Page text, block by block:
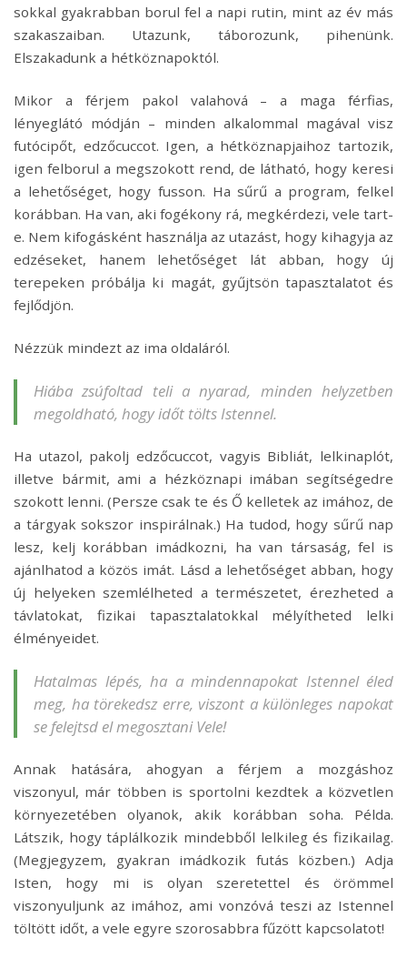
sokkal gyakrabban borul fel a napi rutin, mint az év más
szakaszaiban. Utazunk, táborozunk, pihenünk.
Elszakadunk a hétköznapoktól.
Mikor a férjem pakol valahová – a maga férfias,
lényeglátó módján – minden alkalommal magával visz
futócipőt, edzőcuccot. Igen, a hétköznapjaihoz tartozik,
igen felborul a megszokott rend, de látható, hogy keresi
a lehetőséget, hogy fusson. Ha sűrű a program, felkel
korábban. Ha van, aki fogékony rá, megkérdezi, vele tart-
e. Nem kifogásként használja az utazást, hogy kihagyja az
edzéseket, hanem lehetőséget lát abban, hogy új
terepeken próbálja ki magát, gyűjtsön tapasztalatot és
fejlődjön.
Nézzük mindezt az ima oldaláról.
Hiába zsúfoltad teli a nyarad, minden helyzetben
megoldható, hogy időt tölts Istennel.
Ha utazol, pakolj edzőcuccot, vagyis Bibliát, lelkinaplót,
illetve bármit, ami a hézköznapi imában segítségedre
szokott lenni. (Persze csak te és Ő kelletek az imához, de
a tárgyak sokszor inspirálnak.) Ha tudod, hogy sűrű nap
lesz, kelj korábban imádkozni, ha van társaság, fel is
ajánlhatod a közös imát. Lásd a lehetőséget abban, hogy
új helyeken szemlélheted a természetet, érezheted a
távlatokat, fizikai tapasztalatokkal mélyítheted lelki
élményeidet.
Hatalmas lépés, ha a mindennapokat Istennel éled
meg, ha törekedsz erre, viszont a különleges napokat
se felejtsd el megosztani Vele!
Annak hatására, ahogyan a férjem a mozgáshoz
viszonyul, már többen is sportolni kezdtek a közvetlen
környezetében olyanok, akik korábban soha. Példa.
Látszik, hogy táplálkozik mindebből lelkileg és fizikailag.
(Megjegyzem, gyakran imádkozik futás közben.) Adja
Isten, hogy mi is olyan szeretettel és örömmel
viszonyuljunk az imához, ami vonzóvá teszi az Istennel
töltött időt, a vele egyre szorosabbra fűzött kapcsolatot!